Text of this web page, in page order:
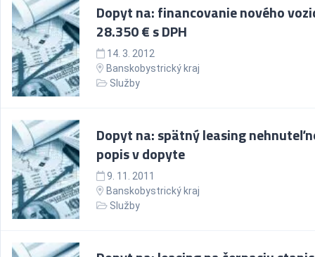
Dopyt na: financovanie nového
28.350 € s DPH
14. 3. 2012
Banskobystrický kraj
Služby
Dopyt na: spätný leasing
popis v dopyte
9. 11. 2011
Banskobystrický kraj
Služby